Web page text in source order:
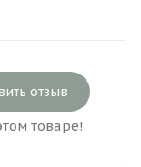
отзыв
товаре!